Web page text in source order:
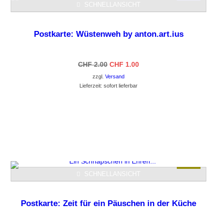
SCHNELLANSICHT
Postkarte: Wüstenweh by anton.art.ius
CHF2.00 Ursprünglicher
war:
CHF 2.00
CHF 1.00Aktueller
zzgl. Versand
Lieferzeit: sofort lieferbar
SCHNELLANSICHT
Postkarte: Zeit für ein Päuschen in der Küche